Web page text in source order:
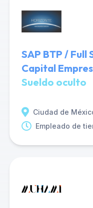
SAP BTP /
Capital
Sueldo oculto
Ciudad de
Empleado de